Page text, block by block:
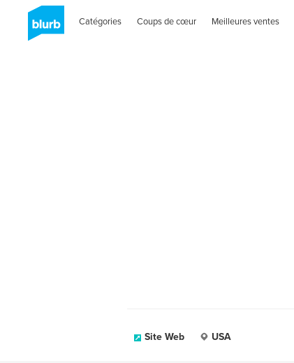
Catégories Coups de cœur Meilleures ventes
Site Web USA